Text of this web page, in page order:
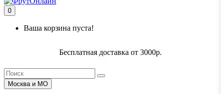
0
Ваша корзина пуста!
Бесплатная доставка от 3000р.
Москва и МО